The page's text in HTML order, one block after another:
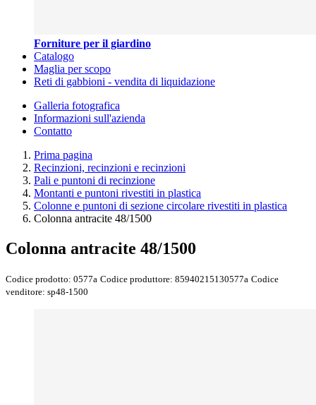
Forniture per il giardino
Catalogo
Maglia per scopo
Reti di gabbioni - vendita di liquidazione
Galleria fotografica
Informazioni sull'azienda
Contatto
Prima pagina
Recinzioni, recinzioni e recinzioni
Pali e puntoni di recinzione
Montanti e puntoni rivestiti in plastica
Colonne e puntoni di sezione circolare rivestiti in plastica
Colonna antracite 48/1500
Colonna antracite 48/1500
Codice prodotto: 0577a Codice produttore: 85940215130577a Codice
venditore: sp48-1500